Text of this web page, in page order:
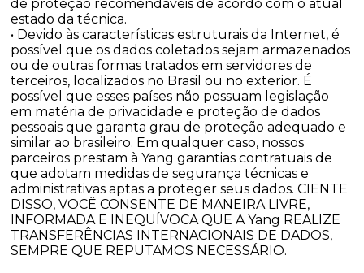
de proteção recomendáveis de acordo com o atual
estado da técnica.
• Devido às características estruturais da Internet, é
possível que os dados coletados sejam armazenados
ou de outras formas tratados em servidores de
terceiros, localizados no Brasil ou no exterior. É
possível que esses países não possuam legislação
em matéria de privacidade e proteção de dados
pessoais que garanta grau de proteção adequado e
similar ao brasileiro. Em qualquer caso, nossos
parceiros prestam à Yang garantias contratuais de
que adotam medidas de segurança técnicas e
administrativas aptas a proteger seus dados. CIENTE
DISSO, VOCÊ CONSENTE DE MANEIRA LIVRE,
INFORMADA E INEQUÍVOCA QUE A Yang REALIZE
TRANSFERÊNCIAS INTERNACIONAIS DE DADOS,
SEMPRE QUE REPUTAMOS NECESSÁRIO.